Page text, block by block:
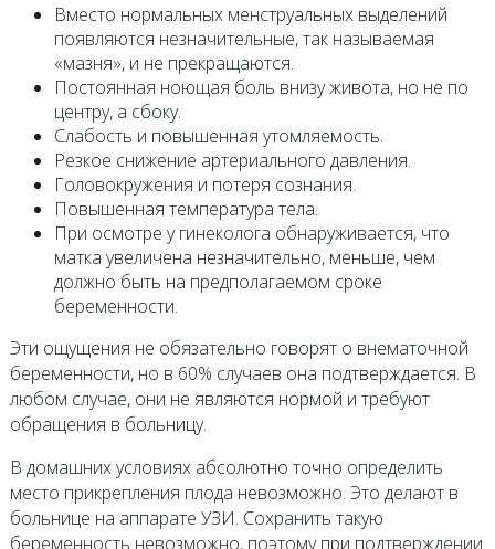
Вместо нормальных менструальных выделений
появляются незначительные, так называемая
«мазня», и не прекращаются.
Постоянная ноющая боль внизу живота, но не по
центру, а сбоку.
Слабость и повышенная утомляемость.
Резкое снижение артериального давления.
Головокружения и потеря сознания.
Повышенная температура тела.
При осмотре у гинеколога обнаруживается, что
матка увеличена незначительно, меньше, чем
должно быть на предполагаемом сроке
беременности.
Эти ощущения не обязательно говорят о внематочной
беременности, но в 60% случаев она подтверждается. В
любом случае, они не являются нормой и требуют
обращения в больницу.
В домашних условиях абсолютно точно определить
место прикрепления плода невозможно. Это делают в
больнице на аппарате УЗИ. Сохранить такую
беременность невозможно, поэтому при подтверждении